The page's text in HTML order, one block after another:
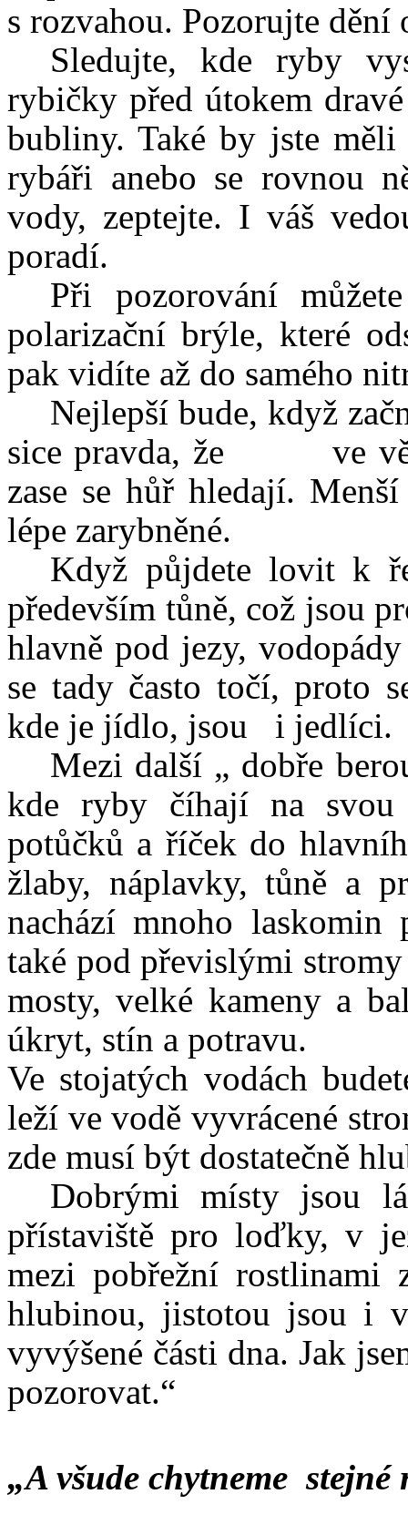
s rozvahou. Pozorujte
Sledujte, kde ryby
rybičky před útokem
bubliny. Také by jste měli
rybáři anebo se rovnou
vody, zeptejte. I váš
poradí.
Při pozorování
polarizační brýle, které
pak vidíte až do samého
Nejlepší bude, když
sice pravda, že ve
zase se hůř hledají.
lépe zarybněné.
Když půjdete lovit k
především tůně, což jsou
hlavně pod jezy,
se tady často točí, proto
kde je jídlo, jsou i jedlíci.
Mezi další „ dobře
kde ryby číhají na svou
potůčků a říček do
žlaby, náplavky, tůně a
nachází mnoho
také pod převislými
mosty, velké kameny a
úkryt, stín a potravu.
Ve stojatých vodách
leží ve vodě vyvrácené
zde musí být dostatečně
Dobrými místy jsou
přístaviště pro loďky, v
mezi pobřežní
hlubinou, jistotou jsou i
vyvýšené části dna. Jak
pozorovat.“
„A všude chytneme stejné